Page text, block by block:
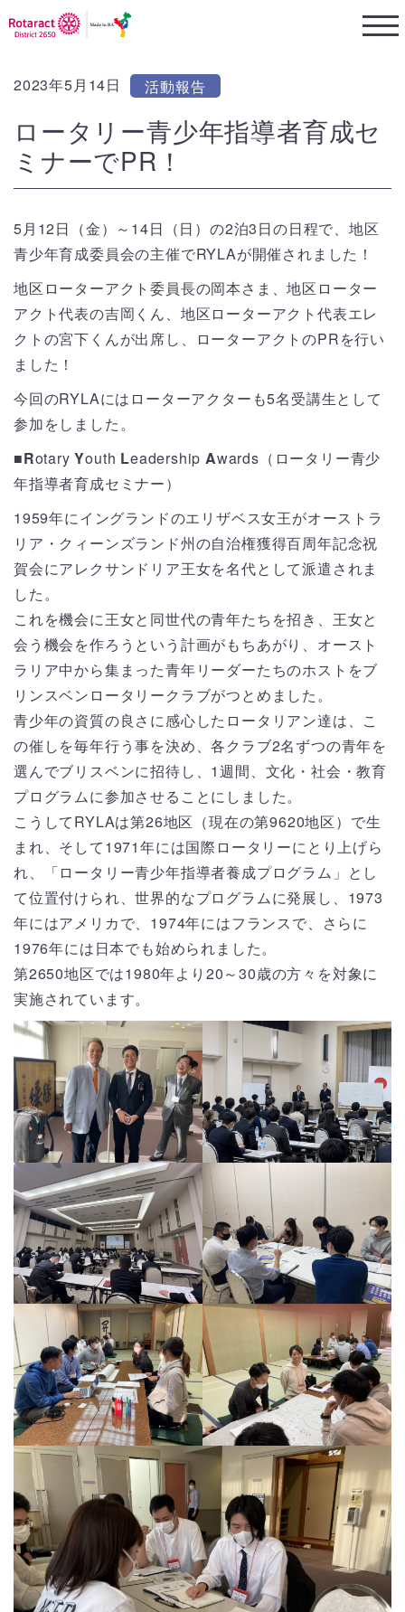
2023年5月14日 活動報告
ロータリー青少年指導者育成セ
ミナーでPR！
5月12日（金）～14日（日）の2泊3日の日程で、地区
青少年育成委員会の主催でRYLAが開催されました！
地区ローターアクト委員長の岡本さま、地区ローター
アクト代表の吉岡くん、地区ローターアクト代表エレ
クトの宮下くんが出席し、ローターアクトのPRを行い
ました！
今回のRYLAにはローターアクターも5名受講生として
参加をしました。
■RotaryYouth LeadershipAwards（ロータリー青少
年指導者育成セミナー）
1959年にイングランドのエリザベス女王がオーストラ
リア・クィーンズランド州の自治権獲得百周年記念祝
賀会にアレクサンドリア王女を名代として派遣されま
した。
これを機会に王女と同世代の青年たちを招き、王女と
会う機会を作ろうという計画がもちあがり、オースト
ラリア中から集まった青年リーダーたちのホストをブ
リンスベンロータリークラブがつとめました。
青少年の資質の良さに感心したロータリアン達は、こ
の催しを毎年行う事を決め、各クラブ2名ずつの青年を
選んでブリスベンに招待し、1週間、文化・社会・教育
プログラムに参加させることにしました。
こうしてRYLAは第26地区（現在の第9620地区）で生
まれ、そして1971年には国際ロータリーにとり上げら
れ、「ロータリー青少年指導者養成プログラム」とし
て位置付けられ、世界的なプログラムに発展し、1973
年にはアメリカで、1974年にはフランスで、さらに
1976年には日本でも始められました。
第2650地区では1980年より20～30歳の方々を対象に
実施されています。